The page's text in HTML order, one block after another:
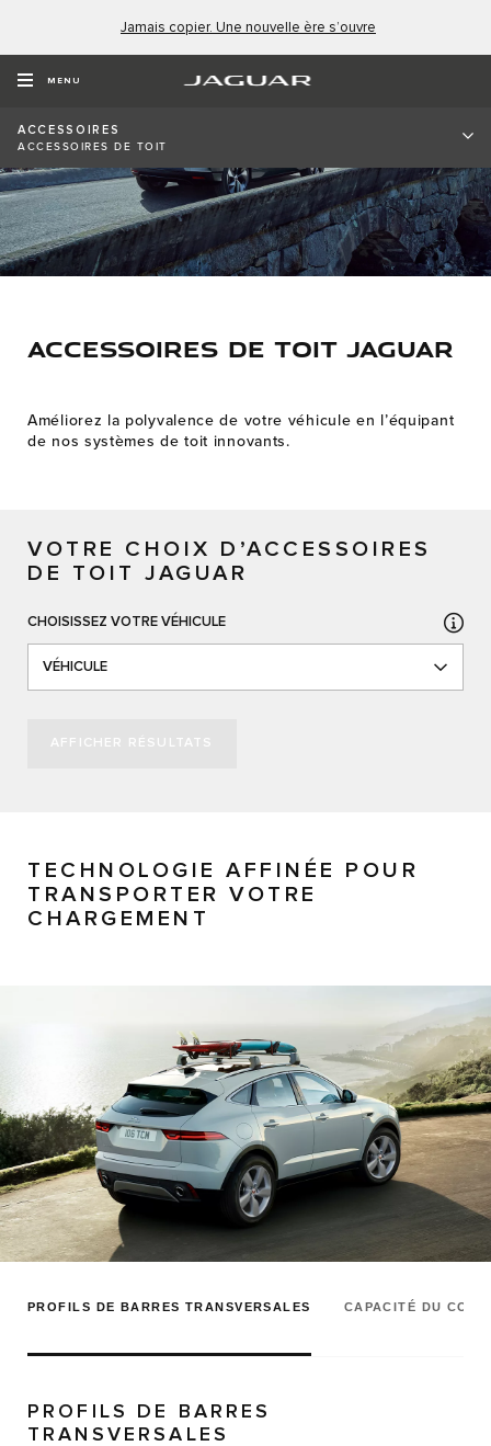
Jamais copier. Une nouvelle ère s’ouvre
MENU
ACCESSOIRES
ACCESSOIRES DE TOIT
ACCESSOIRES DE TOIT JAGUAR
Améliorez la polyvalence de votre véhicule en l’équipant
de nos systèmes de toit innovants.
VOTRE CHOIX D’ACCESSOIRES
DE TOIT JAGUAR
CHOISISSEZ VOTRE VÉHICULE
VÉHICULE
AFFICHER RÉSULTATS
TECHNOLOGIE AFFINÉE POUR
TRANSPORTER VOTRE
CHARGEMENT
PROFILS DE BARRES TRANSVERSALES CAPACITÉ DU
PROFILS DE BARRES
TRANSVERSALES